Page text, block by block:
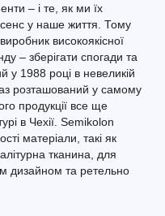
– і те, як ми їх
сенс у наше життя. Тому
високоякісної
– зберігати спогади та
у 1988 році в невеликій
розташований у самому
продукції все ще
в Чехії. Semikolon
матеріали, такі як
тканина, для
дизайном та ретельно